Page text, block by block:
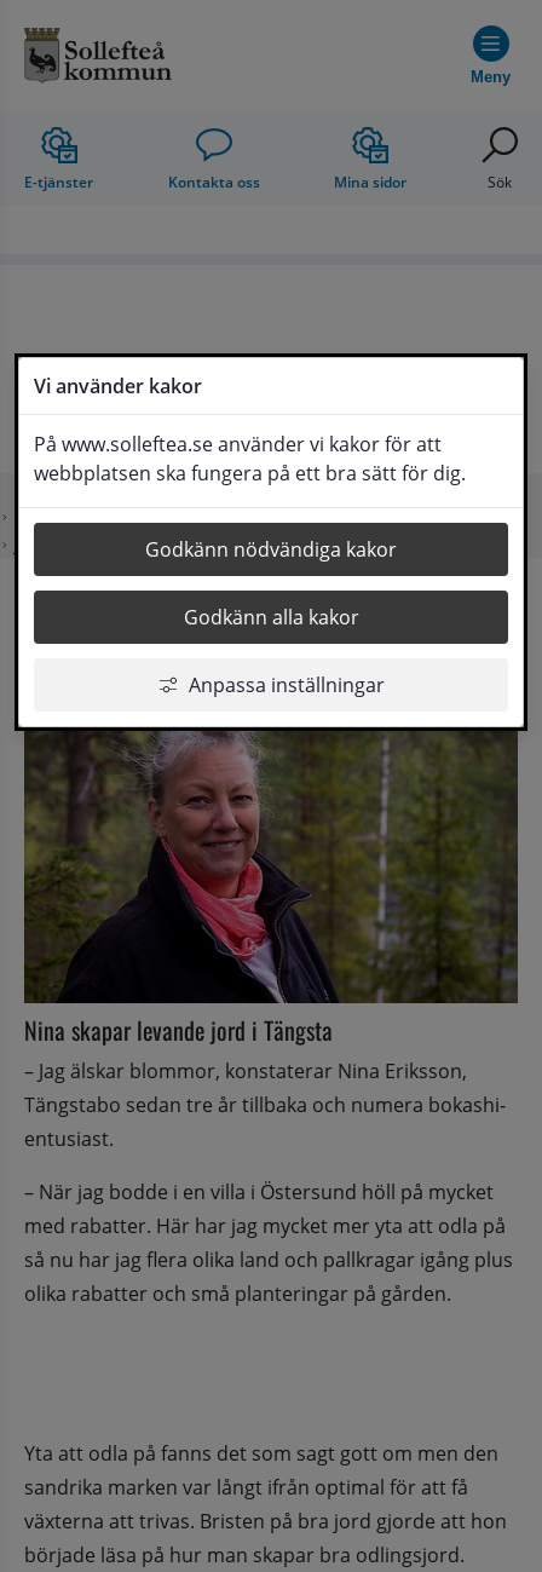
Vi använder kakor
På www.solleftea.se använder vi kakor för att
webbplatsen ska fungera på ett bra sätt för dig.
Godkänn nödvändiga kakor
Godkänn alla kakor
Anpassa inställningar
Meny
E-tjänster Kontakta oss Mina sidor Sök
Startsida
Uppleva och göra
Dela Kontakt
Lyssna
Jordnära
Nina skapar levande jord i Tängsta
– Jag älskar blommor, konstaterar Nina Eriksson,
Tängstabo sedan tre år tillbaka och numera bokashi-
entusiast.
– När jag bodde i en villa i Östersund höll på mycket
med rabatter. Här har jag mycket mer yta att odla på
så nu har jag flera olika land och pallkragar igång plus
olika rabatter och små planteringar på gården.
Yta att odla på fanns det som sagt gott om men den
sandrika marken var långt ifrån optimal för att få
växterna att trivas. Bristen på bra jord gjorde att hon
började läsa på hur man skapar bra odlingsjord.